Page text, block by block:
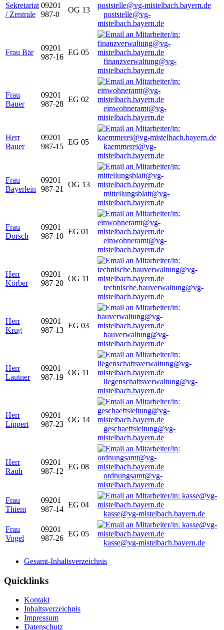
Sekretariat
/ Zentrale
09201
987-0
OG 13
poststelle@vg-
mistelbach.bayern.de
Frau Bär
09201
987-16
EG 05
finanzverwaltung@vg-
mistelbach.bayern.de
Frau
Bauer
09201
987-28
EG 02
einwohneramt@vg-
mistelbach.bayern.de
Herr
Bauer
09201
987-15
EG 05
kaemmerei@vg-
mistelbach.bayern.de
Frau
Bayerlein
09201
987-21
OG 13
mitteilungsblatt@vg-
mistelbach.bayern.de
Frau
Dorsch
09201
987-10
EG 01
einwohneramt@vg-
mistelbach.bayern.de
Herr
Körber
09201
987-20
OG 11
technische.bauverwaltung@vg-
mistelbach.bayern.de
Herr
Krug
09201
987-13
EG 03
bauverwaltung@vg-
mistelbach.bayern.de
Herr
Lautner
09201
987-19
OG 11
liegenschaftsverwaltung@vg-
mistelbach.bayern.de
Herr
Lippert
09201
987-23
OG 14
geschaeftsleitung@vg-
mistelbach.bayern.de
Herr
Rauh
09201
987-12
EG 08
ordnungsamt@vg-
mistelbach.bayern.de
Frau
Thiem
09201
987-14
EG 04
kasse@vg-mistelbach.bayern.de
Frau
Vogel
09201
987-26
EG 05
kasse@vg-mistelbach.bayern.de
Gesamt-Inhaltsverzeichnis
Quicklinks
Kontakt
Inhaltsverzeichnis
Impressum
Datenschutz